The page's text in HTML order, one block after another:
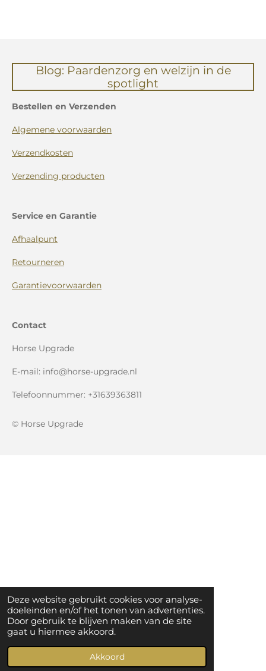
Deze website gebruikt cookies voor analyse-
doeleinden en/of het tonen van advertenties.
Door gebruik te blijven maken van de site
gaat u hiermee akkoord.
Akkoord
Blog: Paardenzorg en welzijn in de
spotlight
Bestellen en Verzenden
Algemene voorwaarden
Verzendkosten
Verzending producten
Service en Garantie
Afhaalpunt
Retourneren
Garantievoorwaarden
Contact
Horse Upgrade
E-mail: info@horse-upgrade.nl
Telefoonnummer: +31639363811
© Horse Upgrade